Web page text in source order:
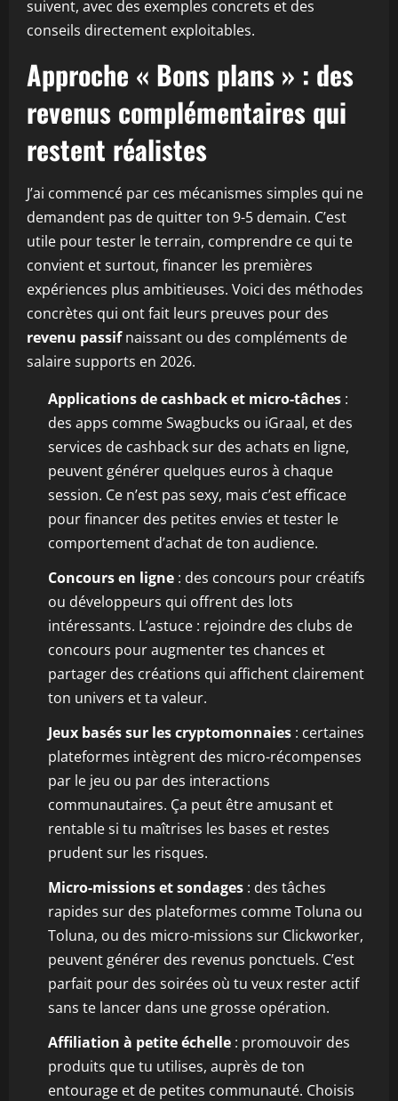
suivent, avec des exemples concrets et des
conseils directement exploitables.
Approche « Bons plans » : des
revenus complémentaires qui
restent réalistes
J’ai commencé par ces mécanismes simples qui ne
demandent pas de quitter ton 9-5 demain. C’est
utile pour tester le terrain, comprendre ce qui te
convient et surtout, financer les premières
expériences plus ambitieuses. Voici des méthodes
concrètes qui ont fait leurs preuves pour des
revenu passifnaissant ou des compléments de
salaire supports en 2026.
Applications de cashback et micro-tâches :
des apps comme Swagbucks ou iGraal, et des
services de cashback sur des achats en ligne,
peuvent générer quelques euros à chaque
session. Ce n’est pas sexy, mais c’est efficace
pour financer des petites envies et tester le
comportement d’achat de ton audience.
Concours en ligne : des concours pour créatifs
ou développeurs qui offrent des lots
intéressants. L’astuce : rejoindre des clubs de
concours pour augmenter tes chances et
partager des créations qui affichent clairement
ton univers et ta valeur.
Jeux basés sur les cryptomonnaies : certaines
plateformes intègrent des micro-récompenses
par le jeu ou par des interactions
communautaires. Ça peut être amusant et
rentable si tu maîtrises les bases et restes
prudent sur les risques.
Micro-missions et sondages : des tâches
rapides sur des plateformes comme Toluna ou
Toluna, ou des micro-missions sur Clickworker,
peuvent générer des revenus ponctuels. C’est
parfait pour des soirées où tu veux rester actif
sans te lancer dans une grosse opération.
Affiliation à petite échelle : promouvoir des
produits que tu utilises, auprès de ton
entourage et de petites communauté. Choisis